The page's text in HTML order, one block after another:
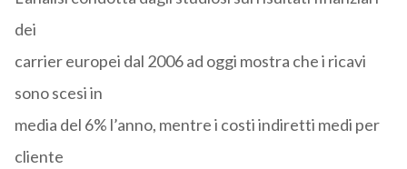
dei
carrier europei dal 2006 ad oggi mostra che i ricavi
sono scesi in
media del 6% l’anno, mentre i costi indiretti medi per
cliente